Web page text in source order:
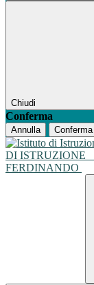
Chiudi
Conferma
Annulla Conferma
DI ISTRUZIONE
FERDINANDO